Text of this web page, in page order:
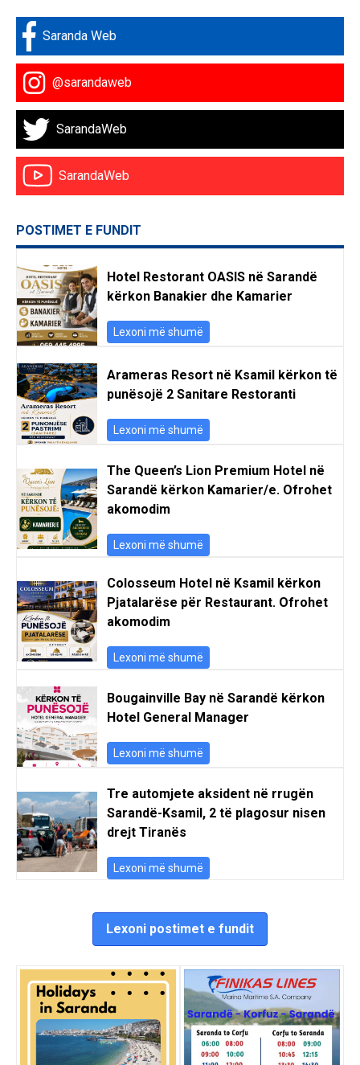
Saranda Web
@sarandaweb
SarandaWeb
SarandaWeb
POSTIMET E FUNDIT
Hotel Restorant OASIS në Sarandë
kërkon Banakier dhe Kamarier
Lexoni më shumë
Arameras Resort në Ksamil kërkon të
punësojë 2 Sanitare Restoranti
Lexoni më shumë
The Queen’s Lion Premium Hotel në
Sarandë kërkon Kamarier/e. Ofrohet
akomodim
Lexoni më shumë
Colosseum Hotel në Ksamil kërkon
Pjatalarëse për Restaurant. Ofrohet
akomodim
Lexoni më shumë
Bougainville Bay në Sarandë kërkon
Hotel General Manager
Lexoni më shumë
Tre automjete aksident në rrugën
Sarandë-Ksamil, 2 të plagosur nisen
drejt Tiranës
Lexoni më shumë
Lexoni postimet e fundit